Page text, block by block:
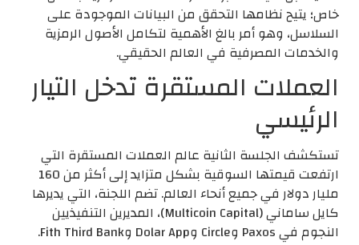
خاص؛ يتيح نظامها التحقق من البيانات الموجودة على
السلاسل، وهو أمر بالغ الأهمية لتكامل الأصول الرمزية
والخدمات المصرفية في العالم الحقيقي.
العملات المستقرة تدخل التيار
الرئيسي
تستكشف الجلسة الثانية عالم العملات المستقرة التي
ارتفعت قيمتها السوقية بشكل متزايد إلى أكثر من 160
مليار دولار في جميع أنحاء العالم. تضم اللجنة، التي يديرها
كايل ساماني (Multicoin Capital)، المديرين التنفيذيين
النجوم في Paxos وCircle وDolar App وFith Third Bank.